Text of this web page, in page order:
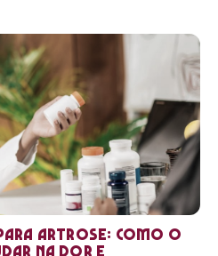
para artrose: como o
na dor e